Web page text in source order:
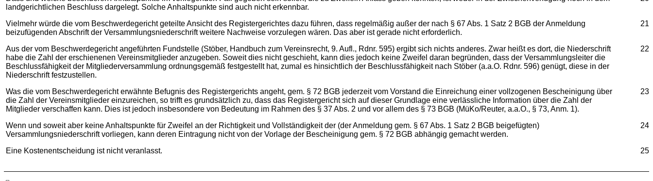
landgerichtlichen Beschluss dargelegt. Solche Anhaltspunkte sind auch nicht erkennbar.
21
Vielmehr würde die vom Beschwerdegericht geteilte Ansicht des Registergerichtes dazu führen, dass regelmäßig außer der nach § 67 Abs. 1 Satz 2 BGB der Anmeldung
beizufügenden Abschrift der Versammlungsniederschrift weitere Nachweise vorzulegen wären. Das aber ist gerade nicht erforderlich.
22
Aus der vom Beschwerdegericht angeführten Fundstelle (Stöber, Handbuch zum Vereinsrecht, 9. Aufl., Rdnr. 595) ergibt sich nichts anderes. Zwar heißt es dort, die Niederschrift
habe die Zahl der erschienenen Vereinsmitglieder anzugeben. Soweit dies nicht geschieht, kann dies jedoch keine Zweifel daran begründen, dass der Versammlungsleiter die
Beschlussfähigkeit der Mitgliederversammlung ordnungsgemäß festgestellt hat, zumal es hinsichtlich der Beschlussfähigkeit nach Stöber (a.a.O. Rdnr. 596) genügt, diese in der
Niederschrift festzustellen.
23
Was die vom Beschwerdegericht erwähnte Befugnis des Registergerichts angeht, gem. § 72 BGB jederzeit vom Vorstand die Einreichung einer vollzogenen Bescheinigung über
die Zahl der Vereinsmitglieder einzureichen, so trifft es grundsätzlich zu, dass das Registergericht sich auf dieser Grundlage eine verlässliche Information über die Zahl der
Mitglieder verschaffen kann. Dies ist jedoch insbesondere von Bedeutung im Rahmen des § 37 Abs. 2 und vor allem des § 73 BGB (MüKo/Reuter, a.a.O., § 73, Anm. 1).
24
Wenn und soweit aber keine Anhaltspunkte für Zweifel an der Richtigkeit und Vollständigkeit der (der Anmeldung gem. § 67 Abs. 1 Satz 2 BGB beigefügten)
Versammlungsniederschrift vorliegen, kann deren Eintragung nicht von der Vorlage der Bescheinigung gem. § 72 BGB abhängig gemacht werden.
25
Eine Kostenentscheidung ist nicht veranlasst.